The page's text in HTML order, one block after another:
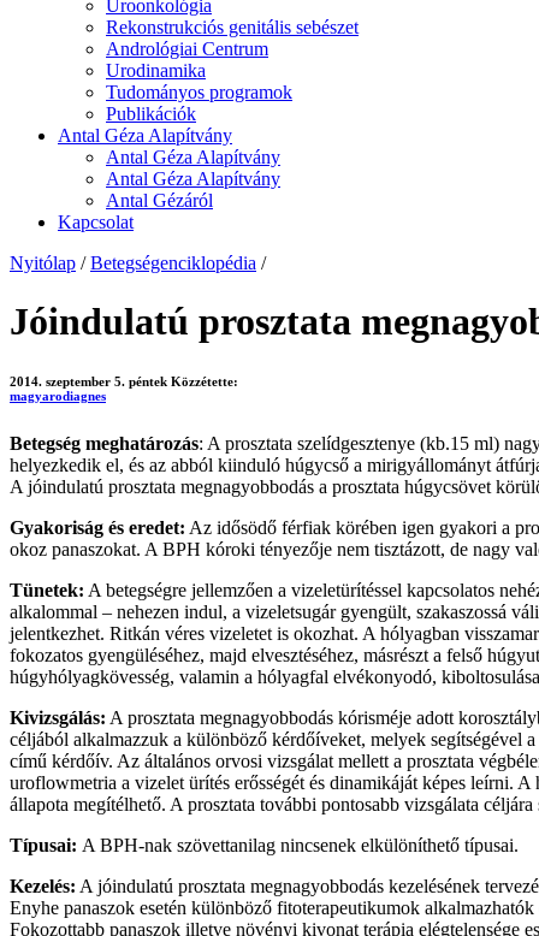
Uroonkológia
Rekonstrukciós genitális sebészet
Andrológiai Centrum
Urodinamika
Tudományos programok
Publikációk
Antal Géza Alapítvány
Antal Géza Alapítvány
Antal Géza Alapítvány
Antal Gézáról
Kapcsolat
Nyitólap / Betegségenciklopédia /
Jóindulatú prosztata
2014. szeptember 5. péntek Közzétette:
magyarodiagnes
Betegség meghatározás: A prosztata szelídgesztenye (kb.15 ml)
helyezkedik el, és az abból kiinduló húgycső a mirigyállományt
A jóindulatú prosztata megnagyobbodás a prosztata húgycsövet
Gyakoriság és eredet: Az idősödő férfiak körében igen gyakori a
okoz panaszokat. A BPH kóroki tényezője nem tisztázott, de nagy
Tünetek: A betegségre jellemzően a vizeletürítéssel kapcsolatos
alkalommal – nehezen indul, a vizeletsugár gyengült, szakaszossá
jelentkezhet. Ritkán véres vizeletet is okozhat. A hólyagban
fokozatos gyengüléséhez, majd elvesztéséhez, másrészt a felső
húgyhólyagkövesség, valamin a hólyagfal elvékonyodó,
Kivizsgálás: A prosztata megnagyobbodás kórisméje adott
céljából alkalmazzuk a különböző kérdőíveket, melyek segítségével
című kérdőív. Az általános orvosi vizsgálat mellett a prosztata
uroflowmetria a vizelet ürítés erősségét és dinamikáját képes leírni.
állapota megítélhető. A prosztata további pontosabb vizsgálata
Típusai: A BPH-nak szövettanilag nincsenek elkülöníthető típusai.
Kezelés: A jóindulatú prosztata megnagyobbodás kezelésének
Enyhe panaszok esetén különböző fitoterapeutikumok
Fokozottabb panaszok illetve növényi kivonat terápia elégtelensége